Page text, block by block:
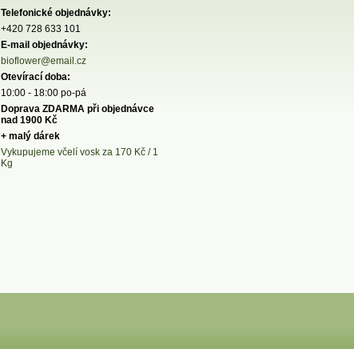
Telefonické objednávky:
+420 728 633 101
E-mail objednávky:
bioflower@email.cz
Otevírací doba:
10:00 - 18:00 po-pá
Doprava ZDARMA při objednávce
nad 1900 Kč
+ malý dárek
Vykupujeme včelí vosk za 170 Kč / 1
Kg